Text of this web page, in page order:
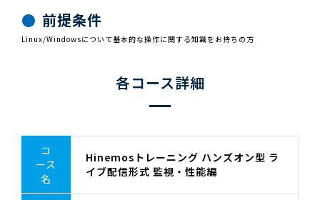
前提条件
Linux/Windowsについて基本的な操作に関する知識をお持ちの方
各コース詳細
コ
ース
名
Hinemosトレーニング ハンズオン型 ラ
イブ配信形式 監視・性能編